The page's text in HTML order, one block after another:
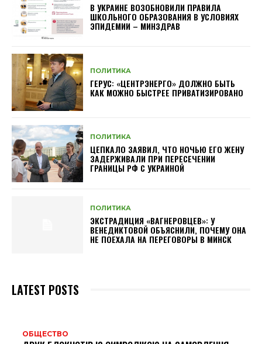
В УКРАИНЕ ВОЗОБНОВИЛИ ПРАВИЛА
ШКОЛЬНОГО ОБРАЗОВАНИЯ В УСЛОВИЯХ
ЭПИДЕМИИ – МИНЗДРАВ
ПОЛИТИКА
ГЕРУС: «ЦЕНТРЭНЕРГО» ДОЛЖНО БЫТЬ
КАК МОЖНО БЫСТРЕЕ ПРИВАТИЗИРОВАНО
ПОЛИТИКА
ЦЕПКАЛО ЗАЯВИЛ, ЧТО НОЧЬЮ ЕГО ЖЕНУ
ЗАДЕРЖИВАЛИ ПРИ ПЕРЕСЕЧЕНИИ
ГРАНИЦЫ РФ С УКРАИНОЙ
ПОЛИТИКА
ЭКСТРАДИЦИЯ «ВАГНЕРОВЦЕВ»: У
ВЕНЕДИКТОВОЙ ОБЪЯСНИЛИ, ПОЧЕМУ ОНА
НЕ ПОЕХАЛА НА ПЕРЕГОВОРЫ В МИНСК
LATEST POSTS
ОБЩЕСТВО